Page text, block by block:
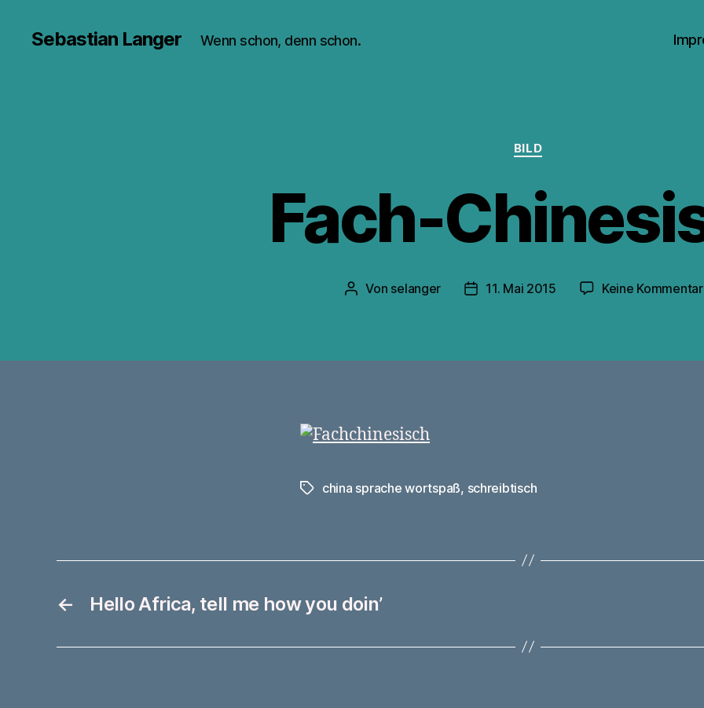
Sebastian Langer Wenn schon, denn schon.
Kategorien
BILD
Fach-
Beitragsautor
Von selanger Veröffentlichungsdatum
11. Mai 2015 Keine
Schlagwörter
china sprache wortspaß, schreibtisch
← Hello Africa, tell me how you doin’